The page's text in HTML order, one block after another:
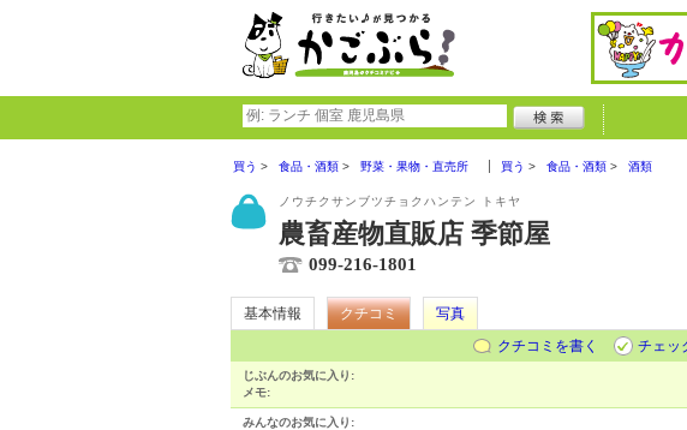
買う 食品・酒類 野菜・果物・直売所 買う 食品・酒類 酒類
ノウチクサンブツチョクハンテン トキヤ
農畜産物直販店 季節屋
099-216-1801
基本情報 クチコミ
写真
クチコミを書く
チェッ
じぶんのお気に入り:
メモ:
みんなのお気に入り: